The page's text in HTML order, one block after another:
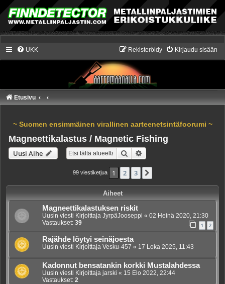
UKK Kirjaudu sisään
Rekisteröidy
Etusivu
~ Suomen ensimmäinen virallinen aarteenetsintäfoorumi ~
Magneettikalastus / Magnetic Fishing
Uusi Aihe Etsi
99 viestiketjua 1 2 3
Aiheet
Magneettikalastuksen riskit
Uusin viesti Kirjoittaja JyrpäJooseppi « 02 Heinä 2020, 21:30
Vastaukset: 39 1 2
Rajähde löytyi seinäjoesta
Uusin viesti Kirjoittaja Vesku-457 « 17 Loka 2025, 11:43
Kadonnut bensatankin korkki Mustalahdessa
Uusin viesti Kirjoittaja jarski « 15 Elo 2022, 22:44
Vastaukset: 2